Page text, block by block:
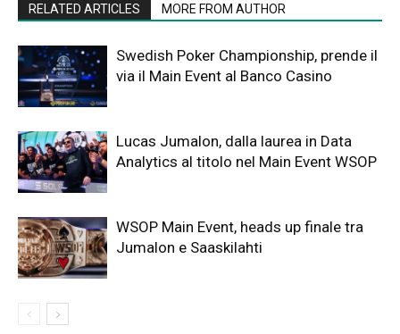
RELATED ARTICLES MORE FROM AUTHOR
Swedish Poker Championship, prende il
via il Main Event al Banco Casino
Lucas Jumalon, dalla laurea in Data
Analytics al titolo nel Main Event WSOP
WSOP Main Event, heads up finale tra
Jumalon e Saaskilahti